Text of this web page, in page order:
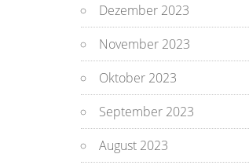
Dezember 2023
November 2023
Oktober 2023
September 2023
August 2023